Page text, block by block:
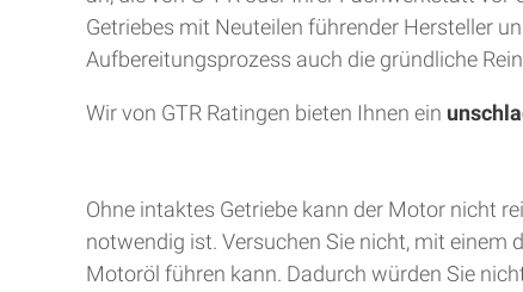
Getriebes mit Neuteilen führender Hersteller
Aufbereitungsprozess auch die gründliche
Wir von GTR Ratingen bieten Ihnen ein
Ohne intaktes Getriebe kann der Motor nicht
notwendig ist. Versuchen Sie nicht, mit einem
Motoröl führen kann. Dadurch würden Sie